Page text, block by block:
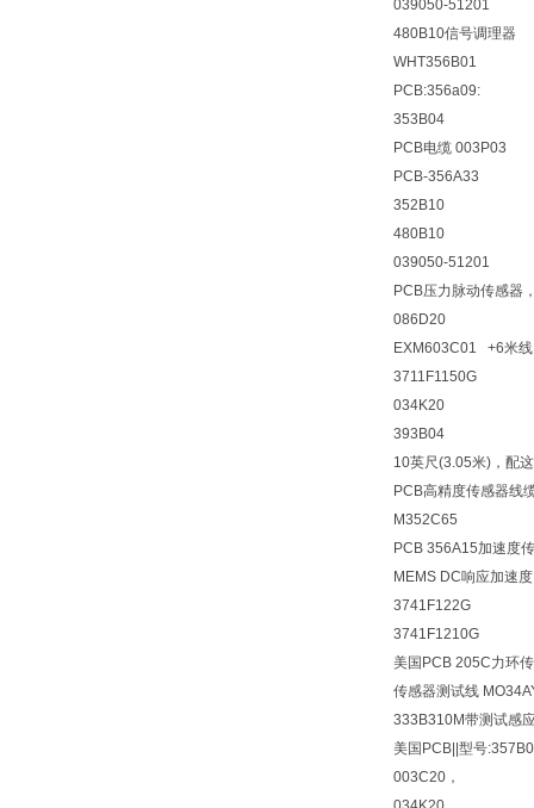
039050-51201
480B10信号调理器
WHT356B01
PCB:356a09:
353B04
PCB电缆 003P03
PCB-356A33
352B10
480B10
039050-51201
PCB压力脉动传感器
086D20
EXM603C01 +6米线
3711F1150G
034K20
393B04
10英尺(3.05米)，配
PCB高精度传感器线
M352C65
PCB 356A15加速度
MEMS DC响应加速度
3741F122G
3741F1210G
美国PCB 205C力环
传感器测试线
333B310M带测试感
美国PCB||型号
003C20，